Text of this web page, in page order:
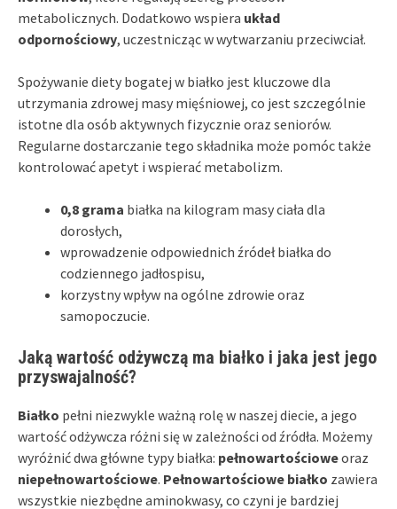
metabolicznych. Dodatkowo wspiera układ
odpornościowy, uczestnicząc w wytwarzaniu przeciwciał.
Spożywanie diety bogatej w białko jest kluczowe dla
utrzymania zdrowej masy mięśniowej, co jest szczególnie
istotne dla osób aktywnych fizycznie oraz seniorów.
Regularne dostarczanie tego składnika może pomóc także
kontrolować apetyt i wspierać metabolizm.
0,8 grama białka na kilogram masy ciała dla
dorosłych,
wprowadzenie odpowiednich źródeł białka do
codziennego jadłospisu,
korzystny wpływ na ogólne zdrowie oraz
samopoczucie.
Jaką wartość odżywczą ma białko i jaka jest jego
przyswajalność?
Białko pełni niezwykle ważną rolę w naszej diecie, a jego
wartość odżywcza różni się w zależności od źródła. Możemy
wyróżnić dwa główne typy białka: pełnowartościoweoraz
niepełnowartościowe. Pełnowartościowe białko zawiera
wszystkie niezbędne aminokwasy, co czyni je bardziej